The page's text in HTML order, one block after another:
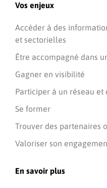
Vos enjeux
Accéder à des
et sectorielles
Être accompagné dans
Gagner en visibilité
Participer à un réseau et
Se former
Trouver des partenaires
Valoriser son
En savoir plus